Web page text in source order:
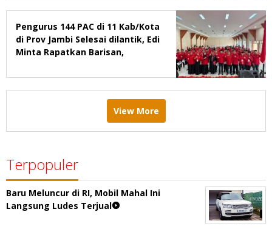
Pengurus 144 PAC di 11 Kab/Kota
di Prov Jambi Selesai dilantik, Edi
Minta Rapatkan Barisan,
View More
Terpopuler
Baru Meluncur di RI, Mobil Mahal Ini
Langsung Ludes Terjual